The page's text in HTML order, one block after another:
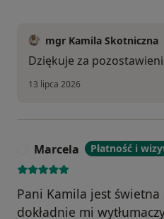
mgr Kamila Skotniczna
Dziękuje za
13 lipca 2026
Marcela Płatność i
Pani Kamila jest świetna
dokładnie mi